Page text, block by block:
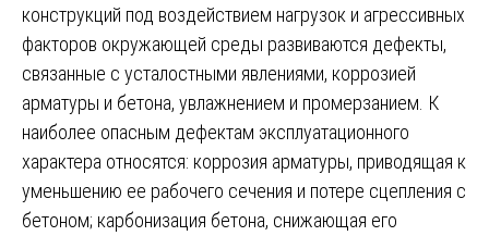
конструкций под воздействием нагрузок и агрессивных
факторов окружающей среды развиваются дефекты,
связанные с усталостными явлениями, коррозией
арматуры и бетона, увлажнением и промерзанием. К
наиболее опасным дефектам эксплуатационного
характера относятся: коррозия арматуры, приводящая к
уменьшению ее рабочего сечения и потере сцепления с
бетоном; карбонизация бетона, снижающая его